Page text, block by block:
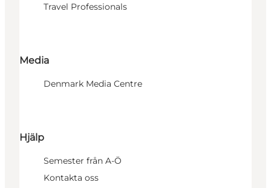
Travel Professionals
Media
Denmark Media Centre
Hjälp
Semester från A-Ö
Kontakta oss